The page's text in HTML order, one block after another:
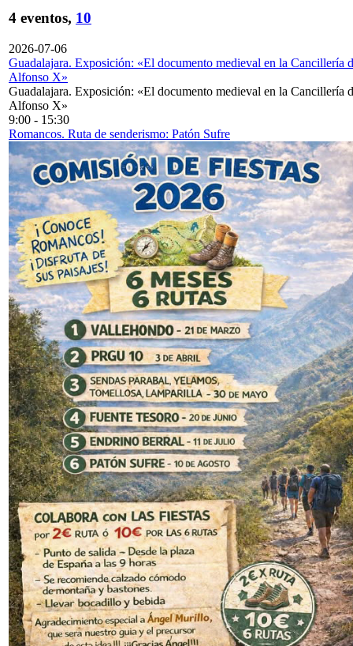
4 eventos, 10
2026-07-06
Guadalajara. Exposición: «El documento medieval en la Cancillería
Alfonso X»
Guadalajara. Exposición: «El documento medieval en la Cancillería
Alfonso X»
9:00 - 15:30
Romancos. Ruta de senderismo: Patón Sufre